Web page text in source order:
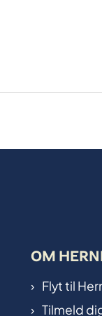
OM
Flyt til
Tilmeld